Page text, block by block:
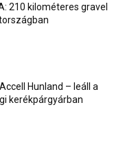
210 kilométeres gravel
Hunland – leáll a
kerékpárgyárban